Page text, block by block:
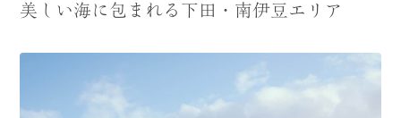
美しい海に包まれる下田・南伊豆エリア